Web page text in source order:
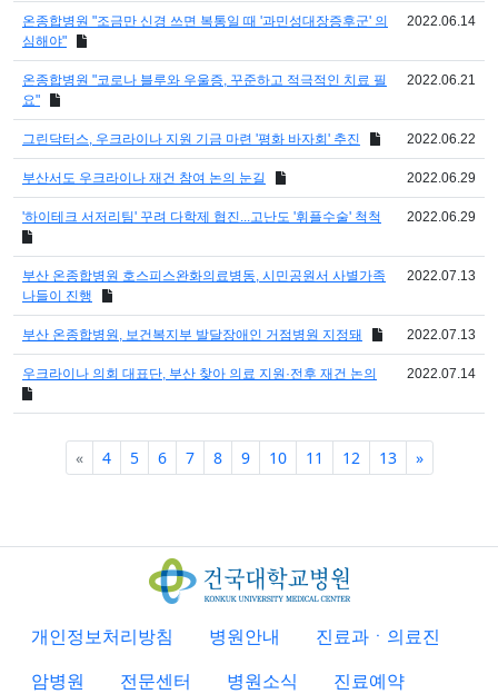
온종합병원 "조금만 신경 쓰면 복통일 때 '과민성대장증후군' 의
심해야"
2022.06.14
온종합병원 "코로나 블루와 우울증, 꾸준하고 적극적인 치료 필
요"
2022.06.21
그린닥터스, 우크라이나 지원 기금 마련 '평화 바자회' 추진 2022.06.22
부산서도 우크라이나 재건 참여 논의 눈길 2022.06.29
'하이테크 서저리팀' 꾸려 다학제 협진...고난도 '휘플수술' 척척 2022.06.29
부산 온종합병원 호스피스완화의료병동, 시민공원서 사별가족
나들이 진행
2022.07.13
부산 온종합병원, 보건복지부 발달장애인 거점병원 지정돼 2022.07.13
우크라이나 의회 대표단, 부산 찾아 의료 지원·전후 재건 논의 2022.07.14
«Previous
4 5 6 7 8 9 10 11 12 13 »Next
개인정보처리방침 병원안내
진료과ㆍ의료진
암병원
전문센터 병원소식 진료예약